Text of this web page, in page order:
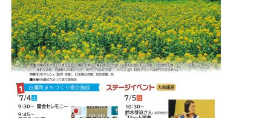
■冬・隠れそば屋の里
プロフィール
お問合せ